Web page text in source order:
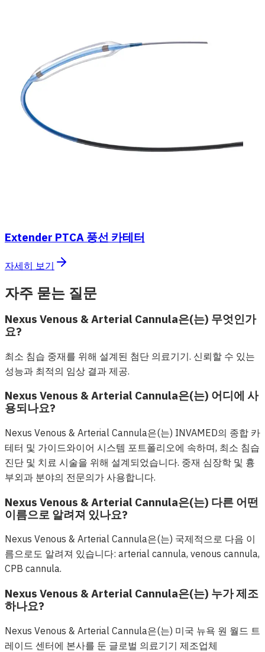
Extender PTCA 풍선 카테터
자세히 보기
자주 묻는 질문
Nexus Venous & Arterial Cannula은(는) 무엇인가
요?
최소 침습 중재를 위해 설계된 첨단 의료기기. 신뢰할 수 있는
성능과 최적의 임상 결과 제공.
Nexus Venous & Arterial Cannula은(는) 어디에 사
용되나요?
Nexus Venous & Arterial Cannula은(는) INVAMED의 종합 카
테터 및 가이드와이어 시스템 포트폴리오에 속하며, 최소 침습
진단 및 치료 시술을 위해 설계되었습니다. 중재 심장학 및 흉
부외과 분야의 전문의가 사용합니다.
Nexus Venous & Arterial Cannula은(는) 다른 어떤
이름으로 알려져 있나요?
Nexus Venous & Arterial Cannula은(는) 국제적으로 다음 이
름으로도 알려져 있습니다: arterial cannula, venous cannula,
CPB cannula.
Nexus Venous & Arterial Cannula은(는) 누가 제조
하나요?
Nexus Venous & Arterial Cannula은(는) 미국 뉴욕 원 월드 트
레이드 센터에 본사를 둔 글로벌 의료기기 제조업체